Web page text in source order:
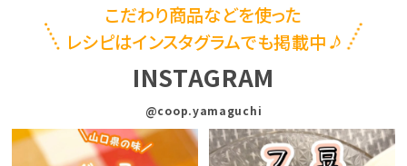
こだわり商品などを使った
レシピはインスタグラムでも掲載中
INSTAGRAM
@coop.yamaguchi